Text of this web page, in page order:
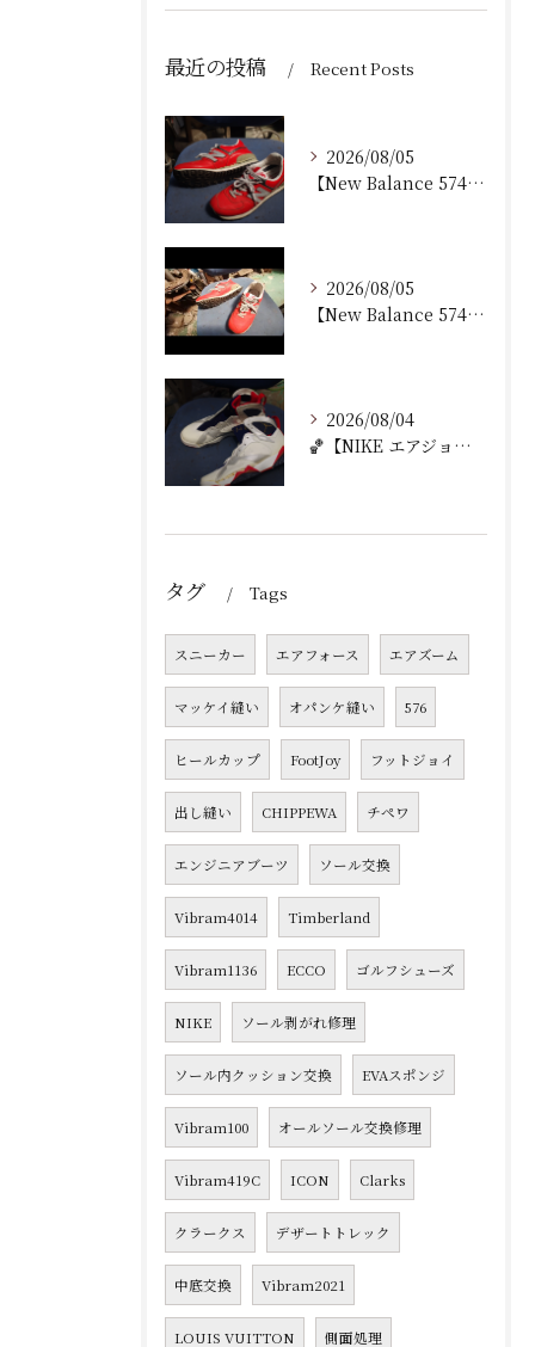
最近の投稿 Recent Posts
2026/08/05
【New Balance 574 修理｜加水分解したウェッジ...
2026/08/05
【New Balance 574 修理｜ウェッジヒール加水分...
2026/08/04
🏀【NIKE エアジョーダン7 加水分解修理｜ミッドソール交...
タグ Tags
スニーカー エアフォース エアズーム
マッケイ縫い オパンケ縫い 576
ヒールカップ FootJoy フットジョイ
出し縫い CHIPPEWA チペワ
エンジニアブーツ ソール交換
Vibram4014 Timberland
Vibram1136 ECCO ゴルフシューズ
NIKE ソール剥がれ修理
ソール内クッション交換 EVAスポンジ
Vibram100 オールソール交換修理
Vibram419C ICON Clarks
クラークス デザートトレック
中底交換 Vibram2021
LOUIS VUITTON 側面処理